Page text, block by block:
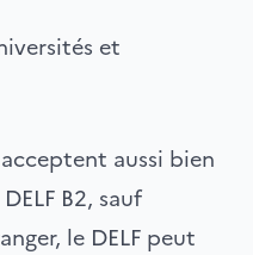
et
aussi bien
B2, sauf
le DELF peut